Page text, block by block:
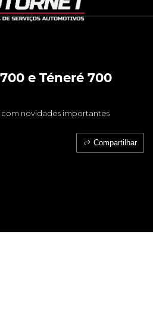
e Téneré 700
novidades importantes
Compartilhar